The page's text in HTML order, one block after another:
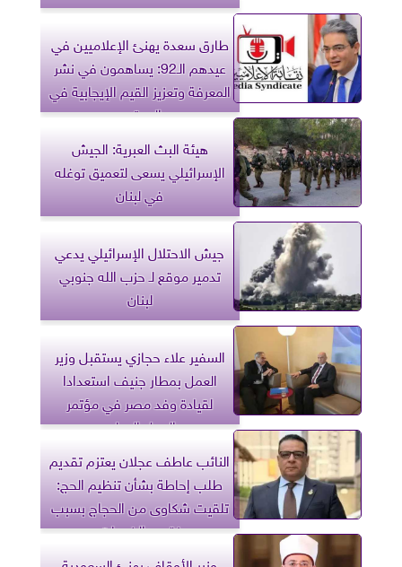
طارق سعدة يهنئ الإعلاميين في
عيدهم الـ92: يساهمون في نشر
المعرفة وتعزيز القيم الإيجابية في
المجتمع
هيئة البث العبرية: الجيش
الإسرائيلي يسعى لتعميق توغله
في لبنان
جيش الاحتلال الإسرائيلي يدعي
تدمير موقع لـ حزب الله جنوبي
لبنان
السفير علاء حجازي يستقبل وزير
العمل بمطار جنيف استعدادا
لقيادة وفد مصر في مؤتمر
العمل الدولي
النائب عاطف عجلان يعتزم تقديم
طلب إحاطة بشأن تنظيم الحج:
تلقيت شكاوى من الحجاج بسبب
نقص الخدمات